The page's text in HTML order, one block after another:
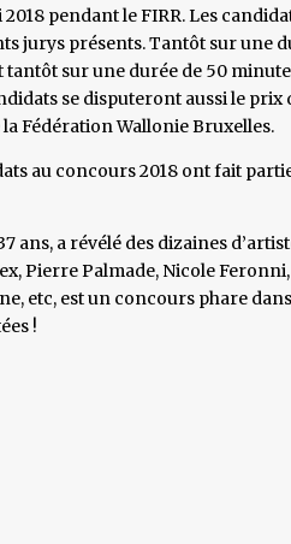
pendant le FIRR. Les
jurys présents. Tantôt sur une
tantôt sur une durée de 50
se disputeront aussi le prix
la Fédération Wallonie Bruxelles.
au concours 2018 ont fait
ans, a révélé des dizaines
Pierre Palmade, Nicole
etc, est un concours phare
!